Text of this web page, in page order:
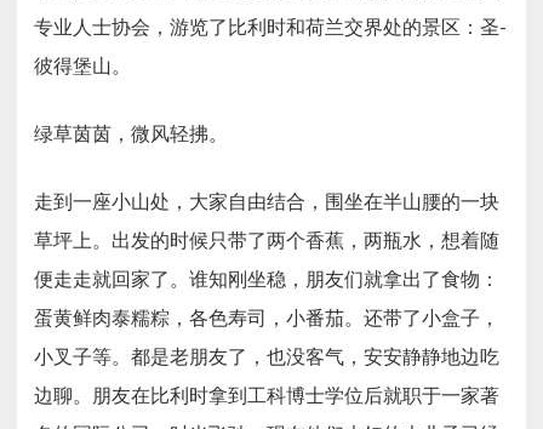
专业人士协会，游览了比利时和荷兰交界处的景区：圣-
彼得堡山。
绿草茵茵，微风轻拂。
走到一座小山处，大家自由结合，围坐在半山腰的一块
草坪上。出发的时候只带了两个香蕉，两瓶水，想着随
便走走就回家了。谁知刚坐稳，朋友们就拿出了食物：
蛋黄鲜肉泰糯粽，各色寿司，小番茄。还带了小盒子，
小叉子等。都是老朋友了，也没客气，安安静静地边吃
边聊。朋友在比利时拿到工科博士学位后就职于一家著